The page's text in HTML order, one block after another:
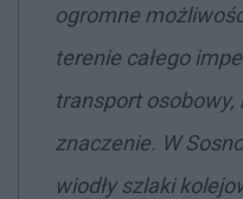
ogromne
terenie całego
transport osobowy,
znaczenie. W
wiodły szlaki